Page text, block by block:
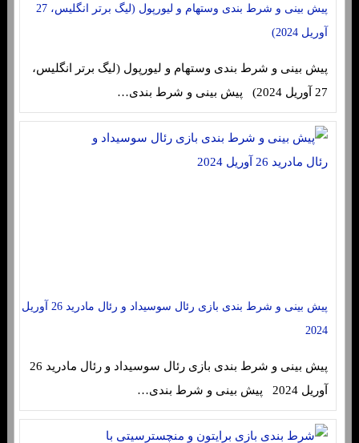
پیش بینی و شرط بندی وستهام و لیورپول (لیگ برتر انگلیس، 27
آوریل 2024)
پیش بینی و شرط بندی وستهام و لیورپول (لیگ برتر انگلیس،
27 آوریل 2024) پیش بینی و شرط بندی…
پیش بینی و شرط بندی بازی رئال سوسیداد و رئال مادرید 26 آوریل
2024
پیش بینی و شرط بندی بازی رئال سوسیداد و رئال مادرید 26
آوریل 2024 پیش بینی و شرط بندی…